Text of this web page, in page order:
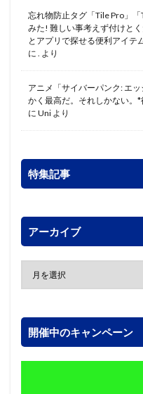
忘れ物防止タグ「Tile Pro」
みた! 難しい事考えず付けと
とアプリで探せる便利アイテ
に . より
アニメ「サイバーパンク: エ
かく最高だ。それしかない。*
に Uni より
特集記事
アーカイブ
開催中のキャンペーン